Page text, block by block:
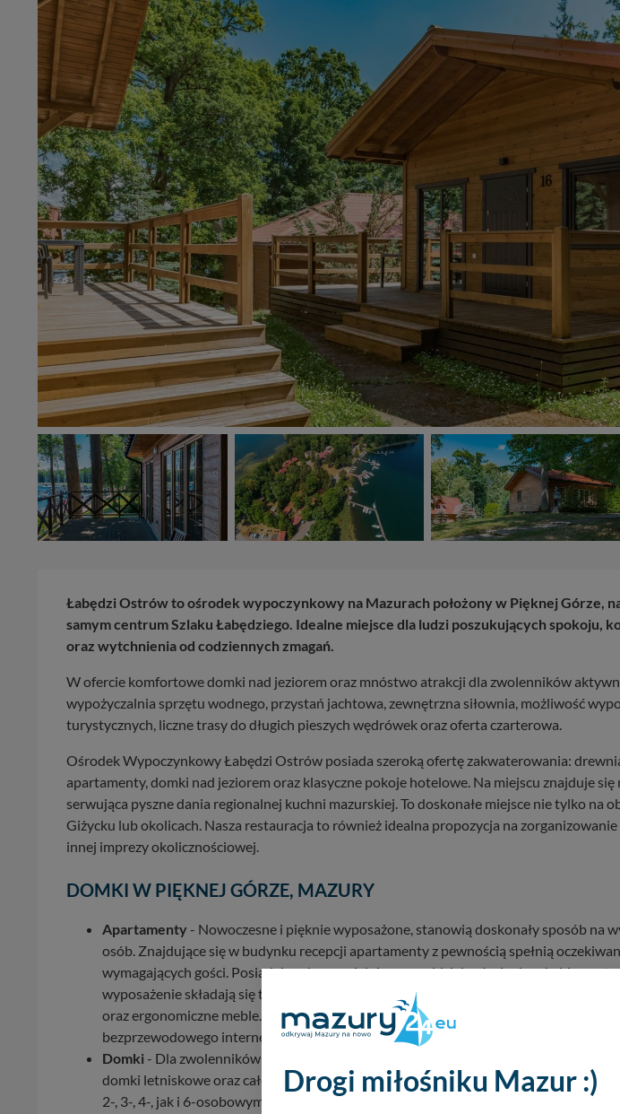
Łabędzi Ostrów to ośrodek wypoczynkowy na Mazurach położony w Pięknej Górze,
samym centrum Szlaku Łabędziego. Idealne miejsce dla ludzi poszukujących spokoju,
oraz wytchnienia od codziennych zmagań.
W ofercie komfortowe domki nad jeziorem oraz mnóstwo atrakcji dla zwolenników
wypożyczalnia sprzętu wodnego, przystań jachtowa, zewnętrzna siłownia, możliwość
turystycznych, liczne trasy do długich pieszych wędrówek oraz oferta czarterowa.
Ośrodek Wypoczynkowy Łabędzi Ostrów posiada szeroką ofertę zakwaterowania:
apartamenty, domki nad jeziorem oraz klasyczne pokoje hotelowe. Na miejscu znajduje
serwująca pyszne dania regionalnej kuchni mazurskiej. To doskonałe miejsce nie tylko na
Giżycku lub okolicach. Nasza restauracja to również idealna propozycja na
innej imprezy okolicznościowej.
DOMKI W PIĘKNEJ GÓRZE, MAZURY
Apartamenty - Nowoczesne i pięknie wyposażone, stanowią doskonały sposób na
osób. Znajdujące się w budynku recepcji apartamenty z pewnością spełnią
wymagających gości. Posiadają salon, sypialnię oraz oddzielną łazienkę z kabiną
wyposażenie składają się telewizory LED z telewizją satelitarną, czajniki i inne
oraz ergonomiczne meble. Oferujemy opcję z balkonem i bez. Zapewniamy również
bezprzewodowego internetu Wi-Fi.
Domki - Dla zwolenników komfortowego wypoczynku w otoczeniu dzikiej,
domki letniskowe oraz całoroczne z tarasami z widokiem na jezioro Kisajno.
2-, 3-, 4-, jak i 6-osobowymi nie tylko ze standardowym wyposażeniem, ale i w wersji
Drogi miłośniku Mazur :)